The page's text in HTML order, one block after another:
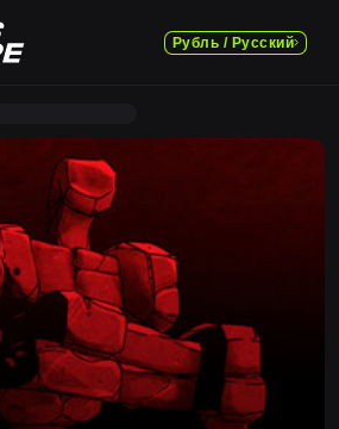
Рубль / Русский